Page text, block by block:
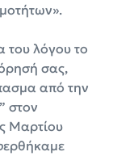
του λόγου το
σας,
από την
στον
Μαρτίου